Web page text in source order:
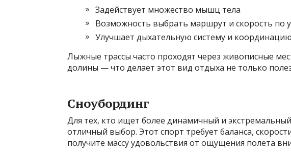
Задействует множество мышц тела
Возможность выбрать маршрут и скорость по
Улучшает дыхательную систему и
Лыжные трассы часто проходят через живописные
долины — что делает этот вид отдыха не только
Сноубординг
Для тех, кто ищет более динамичный и
отличный выбор. Этот спорт требует баланса,
получите массу удовольствия от ощущения полёта